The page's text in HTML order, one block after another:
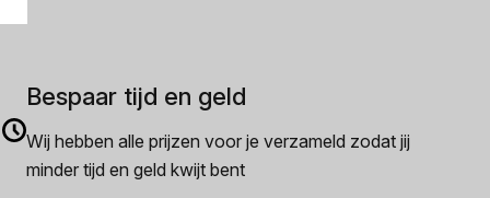
Bespaar tijd en geld
Wij hebben alle prijzen voor je verzameld zodat jij
minder tijd en geld kwijt bent